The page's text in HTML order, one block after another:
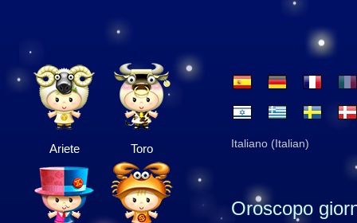
Ariete Toro Italiano (Italian)
Oroscopo